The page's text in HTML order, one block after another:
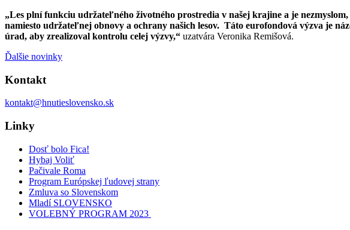
„Les plní funkciu udržateľného životného prostredia v našej krajine a je
namiesto udržateľnej obnovy a ochrany našich lesov. Táto eurofondová výzva je
úrad, aby zrealizoval kontrolu celej výzvy,“ uzatvára Veronika Remišová.
Ďalšie novinky
Kontakt
kontakt@hnutieslovensko.sk
Linky
Dosť bolo Fica!
Hybaj Voliť
Pačivale Roma
Program Európskej ľudovej strany
Zmluva so Slovenskom
Mladí SLOVENSKO
VOLEBNÝ PROGRAM 2023